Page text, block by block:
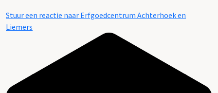
Stuur een reactie naar Erfgoedcentrum Achterhoek en
Liemers